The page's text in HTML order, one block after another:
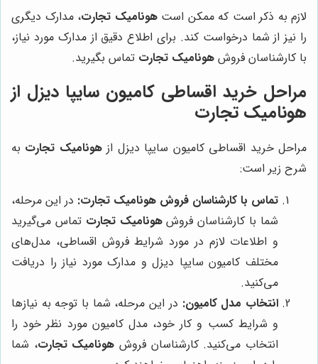
لازم به ذکر است که ممکن استهونامیک تجارت، مدارک دیگری
را نیز از شما درخواست کند. برای اطلاع دقیق از مدارک مورد نیاز،
با کارشناسان فروش هونامیک تجارت تماس بگیرید.
مراحل خرید اقساطی کامیون سایپا دیزل از
هونامیک تجارت
مراحل خرید اقساطی کامیون سایپا دیزل ازهونامیک تجارت به
شرح زیر است:
تماس با کارشناسان فروش هونامیک تجارت: در این مرحله،
شما با کارشناسان فروشهونامیک تجارت تماس می‌گیرید
و اطلاعات لازم در مورد شرایط فروش اقساطی، مدل‌های
مختلف کامیون سایپا دیزل و مدارک مورد نیاز را دریافت
می‌کنید.
انتخاب مدل کامیون: در این مرحله، شما با توجه به نیازها
و شرایط کسب و کار خود، مدل کامیون مورد نظر خود را
انتخاب می‌کنید. کارشناسان فروش هونامیک تجارت، شما